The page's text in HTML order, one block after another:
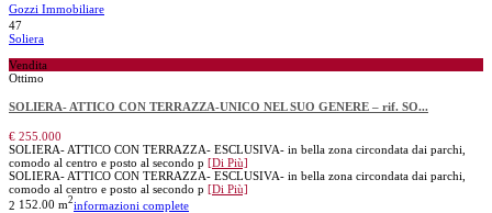
Gozzi Immobiliare
47
Soliera
Vendita
Ottimo
SOLIERA- ATTICO CON TERRAZZA-UNICO NEL SUO GENERE – rif. SO...
€ 255.000
SOLIERA- ATTICO CON TERRAZZA- ESCLUSIVA- in bella zona circondata dai parchi,
comodo al centro e posto al secondo p [Di Più]
SOLIERA- ATTICO CON TERRAZZA- ESCLUSIVA- in bella zona circondata dai parchi,
comodo al centro e posto al secondo p [Di Più]
2 152.00 m2informazioni complete